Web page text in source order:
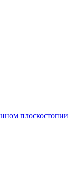
плоскостопии